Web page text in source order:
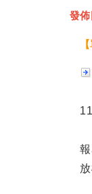
發佈